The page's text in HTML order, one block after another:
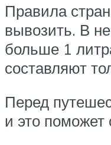
Правила
вывозить. В
больше 1
составляют
Перед
и это